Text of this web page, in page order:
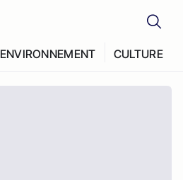
ENVIRONNEMENT CULTURE